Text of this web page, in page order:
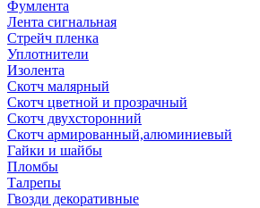
Фумлента
Лента сигнальная
Стрейч пленка
Уплотнители
Изолента
Скотч малярный
Скотч цветной и прозрачный
Скотч двухсторонний
Скотч армированный,алюминиевый
Гайки и шайбы
Пломбы
Талрепы
Гвозди декоративные